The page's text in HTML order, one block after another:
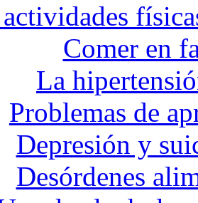
Comer en
La
Problemas de
Depresión y
Desórdenes